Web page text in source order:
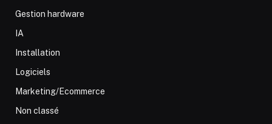
Gestion hardware
IA
Installation
Logiciels
Marketing/Ecommerce
Non classé